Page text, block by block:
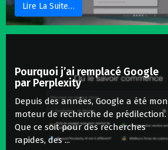
Lire La Suite…
Pourquoi j’ai remplacé Google
par Perplexity
Depuis des années, Google a été mon
moteur de recherche de prédilection.
Que ce soit pour des recherches
rapides, des ...